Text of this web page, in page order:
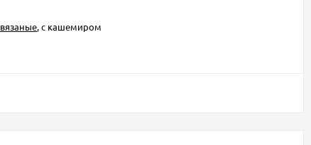
вязаные, с кашемиром